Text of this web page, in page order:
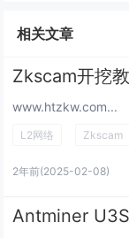
相关文章
Zkscam开挖
www.htzkw.com...
L2网络 Zkscam
2年前(2025-02-08)